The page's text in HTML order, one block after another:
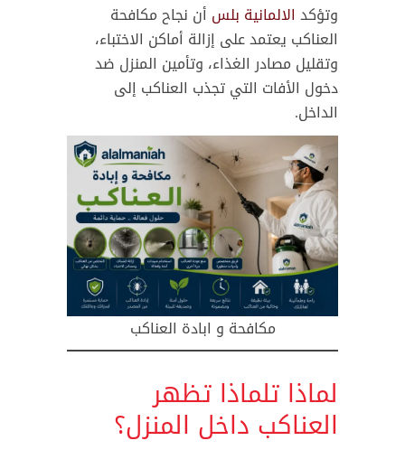
وتؤكد الالمانية بلس أن نجاح مكافحة
العناكب يعتمد على إزالة أماكن الاختباء،
وتقليل مصادر الغذاء، وتأمين المنزل ضد
دخول الأفات التي تجذب العناكب إلى
الداخل.
مكافحة و ابادة العناكب
لماذا تلماذا تظهر
العناكب داخل المنزل؟